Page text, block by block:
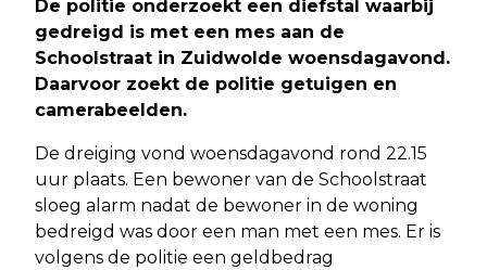
De politie onderzoekt een diefstal waarbij
gedreigd is met een mes aan de
Schoolstraat in Zuidwolde woensdagavond.
Daarvoor zoekt de politie getuigen en
camerabeelden.
De dreiging vond woensdagavond rond 22.15
uur plaats. Een bewoner van de Schoolstraat
sloeg alarm nadat de bewoner in de woning
bedreigd was door een man met een mes. Er is
volgens de politie een geldbedrag